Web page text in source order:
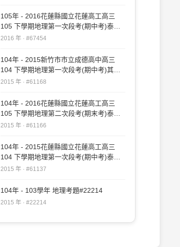
105年 - 2016花蓮縣國立花蓮高工高三
105 下學期地理第一次段考(期中考)泰宇
#67454
2016 年 · #67454
104年 - 2015新竹市市立成德高中高三
104 下學期地理第一次段考(期中考)其他
#61168
2015 年 · #61168
104年 - 2016花蓮縣國立花蓮高工高三
105 下學期地理第二次段考(期末考)泰宇
#61166
2015 年 · #61166
104年 - 2015花蓮縣國立花蓮高工高三
104 下學期地理第一次段考(期中考)泰宇
#61137
2015 年 · #61137
104年 - 103學年 地理考題#22214
2015 年 · #22214